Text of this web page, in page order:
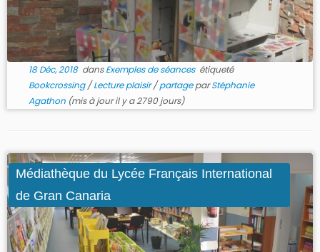
18 Déc, 2018dansExemples de séances étiqueté
Bookcrossing/Lecture plaisir/partageparStéphanie
Agathon(mis à jour il y a 2790 jours)
Médiathèque du Lycée Français International
de Gran Canaria